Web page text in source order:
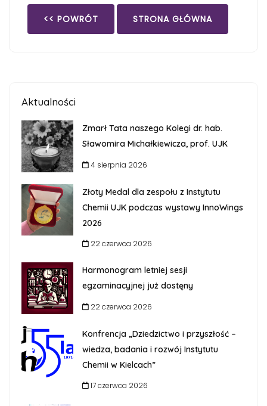
<< POWRÓT STRONA GŁÓWNA
Aktualności
Zmarł Tata naszego Kolegi dr. hab.
Sławomira Michałkiewicza, prof. UJK
4 sierpnia 2026
Złoty Medal dla zespołu z Instytutu
Chemii UJK podczas wystawy InnoWings
2026
22 czerwca 2026
Harmonogram letniej sesji
egzaminacyjnej już dostęny
22 czerwca 2026
Konfrencja „Dziedzictwo i przyszłość –
wiedza, badania i rozwój Instytutu
Chemii w Kielcach”
17 czerwca 2026